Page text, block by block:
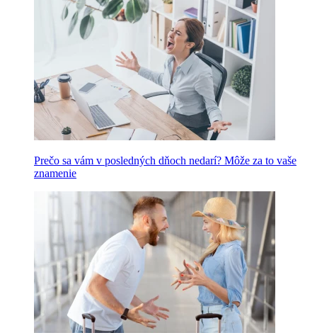
Prečo sa vám v posledných dňoch nedarí? Môže za to vaše
znamenie